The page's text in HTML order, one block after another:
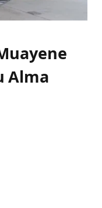
Alma